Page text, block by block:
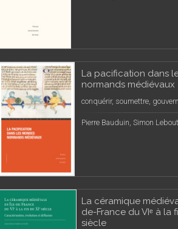
La pacification dans
normands médiévaux
conquérir, soumettre,
Pierre Bauduin, Simon
La céramique
de-France du VIᵉ à la
siècle